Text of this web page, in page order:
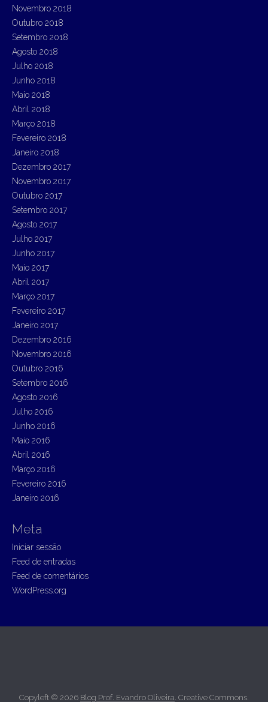
Novembro 2018
Outubro 2018
Setembro 2018
Agosto 2018
Julho 2018
Junho 2018
Maio 2018
Abril 2018
Março 2018
Fevereiro 2018
Janeiro 2018
Dezembro 2017
Novembro 2017
Outubro 2017
Setembro 2017
Agosto 2017
Julho 2017
Junho 2017
Maio 2017
Abril 2017
Março 2017
Fevereiro 2017
Janeiro 2017
Dezembro 2016
Novembro 2016
Outubro 2016
Setembro 2016
Agosto 2016
Julho 2016
Junho 2016
Maio 2016
Abril 2016
Março 2016
Fevereiro 2016
Janeiro 2016
Meta
Iniciar sessão
Feed de entradas
Feed de comentários
WordPress.org
Copyleft © 2026 Blog Prof. Evandro Oliveira. Creative Commons.